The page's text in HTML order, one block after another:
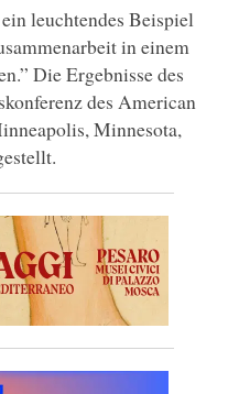
leuchtendes Beispiel
in einem
Die Ergebnisse des
des American
Minnesota,